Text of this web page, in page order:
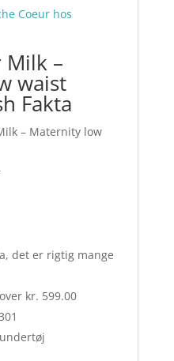
Coeur hos
Milk –
waist
Fakta
– Maternity low
det er rigtig mange
kr. 599.00